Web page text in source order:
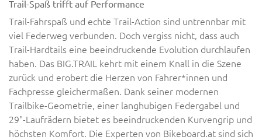
Trail-Spaß trifft auf Performance
Trail-Fahrspaß und echte Trail-Action sind untrennbar mit
viel Federweg verbunden. Doch vergiss nicht, dass auch
Trail-Hardtails eine beeindruckende Evolution durchlaufen
haben. Das BIG.TRAIL kehrt mit einem Knall in die Szene
zurück und erobert die Herzen von Fahrer*innen und
Fachpresse gleichermaßen. Dank seiner modernen
Trailbike-Geometrie, einer langhubigen Federgabel und
29"-Laufrädern bietet es beeindruckenden Kurvengrip und
höchsten Komfort. Die Experten von Bikeboard.at sind sich